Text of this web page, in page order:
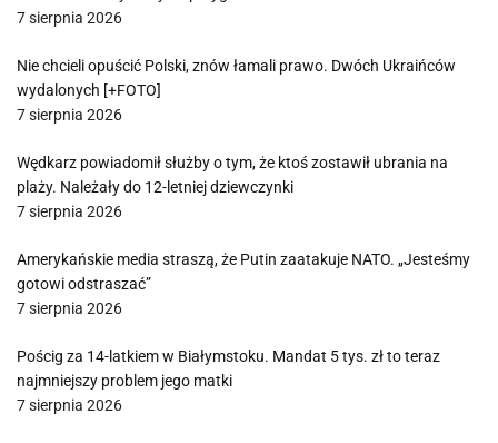
7 sierpnia 2026
Nie chcieli opuścić Polski, znów łamali prawo. Dwóch Ukraińców
wydalonych [+FOTO]
7 sierpnia 2026
Wędkarz powiadomił służby o tym, że ktoś zostawił ubrania na
plaży. Należały do 12-letniej dziewczynki
7 sierpnia 2026
Amerykańskie media straszą, że Putin zaatakuje NATO. „Jesteśmy
gotowi odstraszać”
7 sierpnia 2026
Pościg za 14-latkiem w Białymstoku. Mandat 5 tys. zł to teraz
najmniejszy problem jego matki
7 sierpnia 2026